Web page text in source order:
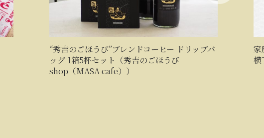
“秀吉のごほうび”ブレンドコーヒー ドリップバ
ッグ 1箱5杯セット（秀吉のごほうび
shop（MASA cafe））
家
横